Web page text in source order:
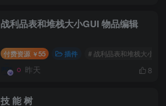
战利品表和堆栈大小GUI 物品编辑
付费资源 ￥55 插件 # 战利品表和堆栈大小GUI
昨天 8
技 能 树